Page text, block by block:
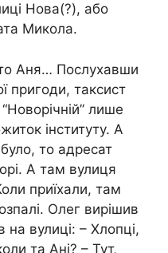
Нова(?), або
Микола.
Аня… Послухавши
пригоди, таксист
лише
інституту. А
то адресат
А там вулиця
приїхали, там
Олег вирішив
на вулиці: – Хлопці,
та Ані? – Тут,